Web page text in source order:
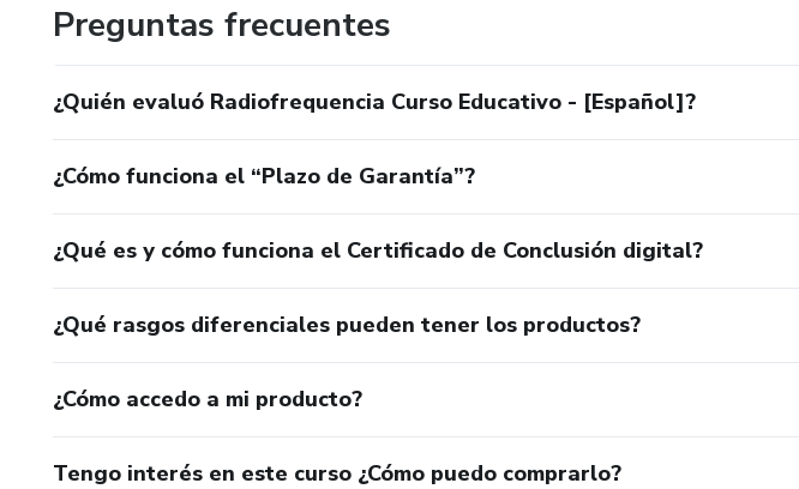
Preguntas frecuentes
¿Quién evaluó Radiofrequencia Curso Educativo - [Español]?
¿Cómo funciona el “Plazo de Garantía”?
¿Qué es y cómo funciona el Certificado de Conclusión digital?
¿Qué rasgos diferenciales pueden tener los productos?
¿Cómo accedo a mi producto?
Tengo interés en este curso ¿Cómo puedo comprarlo?